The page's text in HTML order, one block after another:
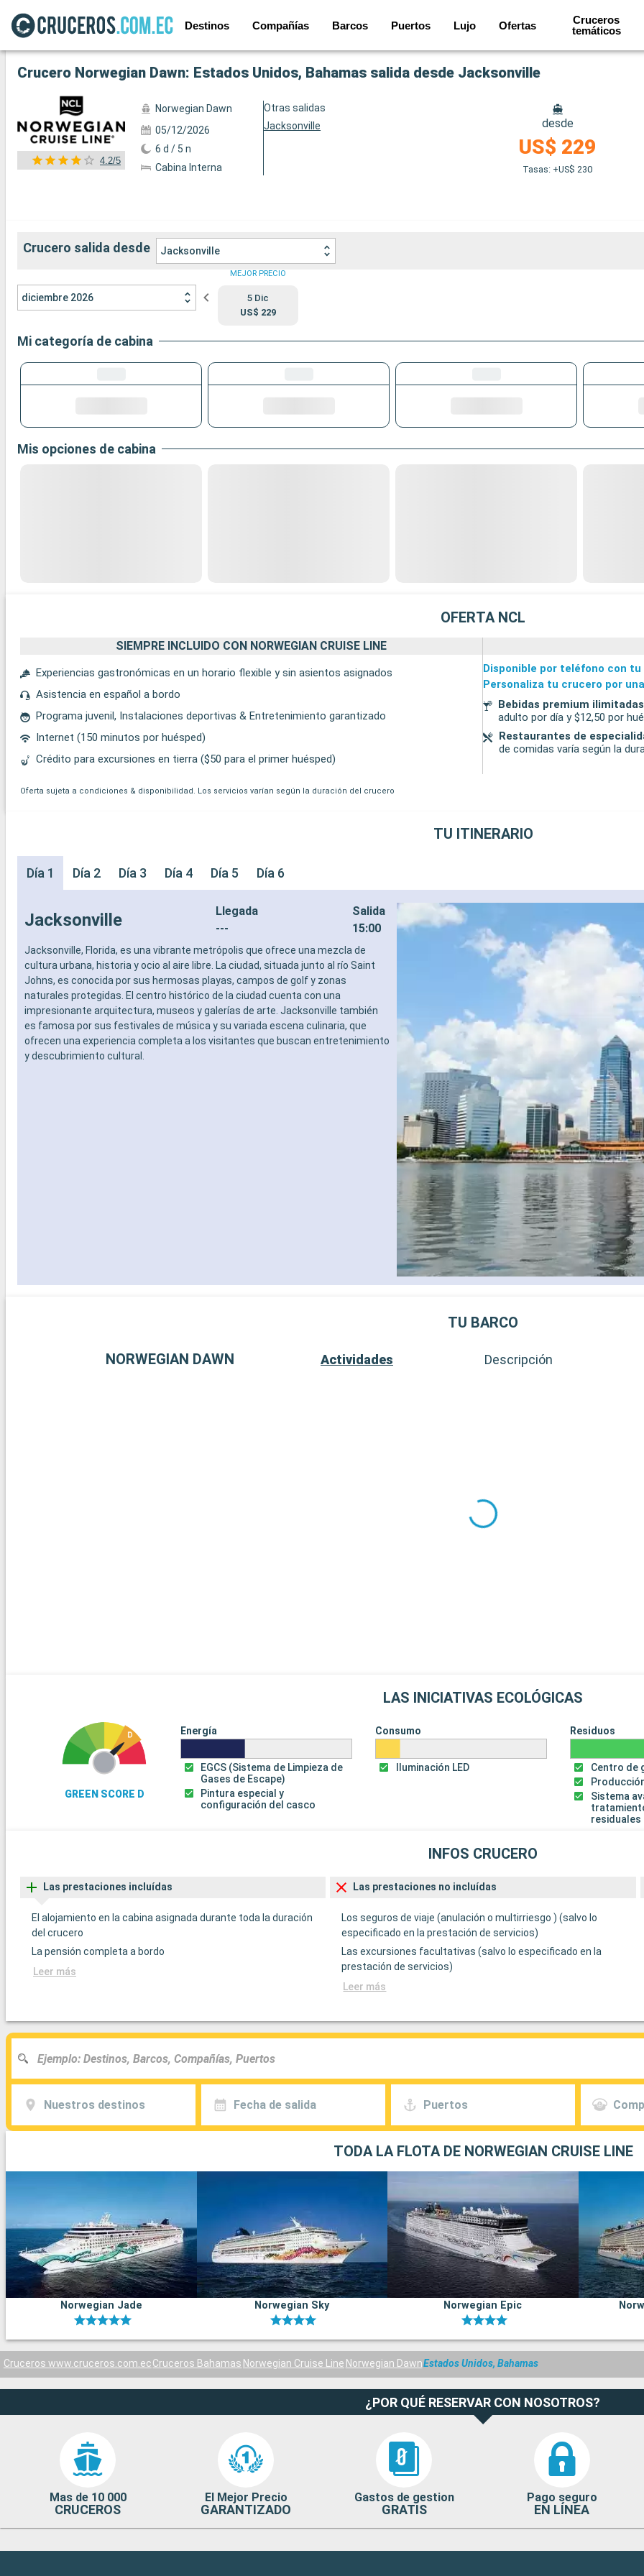
Destinos Compañías Barcos Puertos Lujo Ofertas
Cruceros
temáticos
Ver las 38 fotos siguientes
Crucero Norwegian Dawn: Estados Unidos, Bahamas salida desde Jacksonville
4.2/5
Norwegian Dawn
05/12/2026
6 d / 5 n
Cabina Interna
Otras salidas
Jacksonville
desde
US$ 229
Tasas: +US$ 230
Crucero salida desde Jacksonville
diciembre 2026
MEJOR PRECIO
5 Dic
US$ 229
Mi categoría de cabina
Mis opciones de cabina
OFERTA NCL
SIEMPRE INCLUIDO CON NORWEGIAN CRUISE LINE
Experiencias gastronómicas en un horario flexible y sin asientos asignados
Asistencia en español a bordo
Programa juvenil, Instalaciones deportivas & Entretenimiento garantizado
Internet (150 minutos por huésped)
Crédito para excursiones en tierra ($50 para el primer huésped)
Disponible por teléfono con
Personaliza tu crucero por
Bebidas premium ilimitadas
adulto por día y $12,50 por
Restaurantes de
de comidas varía según la
Oferta sujeta a condiciones & disponibilidad. Los servicios varían según la duración del crucero
TU ITINERARIO
Día 1 Día 2 Día 3 Día 4 Día 5 Día 6
Jacksonville
Llegada
---
Salida
15:00
Jacksonville, Florida, es una vibrante metrópolis que ofrece una mezcla de
cultura urbana, historia y ocio al aire libre. La ciudad, situada junto al río Saint
Johns, es conocida por sus hermosas playas, campos de golf y zonas
naturales protegidas. El centro histórico de la ciudad cuenta con una
impresionante arquitectura, museos y galerías de arte. Jacksonville también
es famosa por sus festivales de música y su variada escena culinaria, que
ofrecen una experiencia completa a los visitantes que buscan entretenimiento
y descubrimiento cultural.
TU BARCO
NORWEGIAN DAWN Actividades Descripción
LAS INICIATIVAS ECOLÓGICAS
GREEN SCORE D
Energía
EGCS (Sistema de Limpieza de
Gases de Escape)
Pintura especial y
configuración del casco
Consumo
Iluminación LED
Residuos
Centro de
Sistema
residuales
INFOS CRUCERO
Las prestaciones incluídas
El alojamiento en la cabina asignada durante toda la duración
del crucero
La pensión completa a bordo
Leer más
Las prestaciones no incluídas
Los seguros de viaje (anulación o multirriesgo ) (salvo lo
especificado en la prestación de servicios)
Las excursiones facultativas (salvo lo especificado en la
prestación de servicios)
Leer más
Nuestros destinos Fecha de salida Puertos
TODA LA FLOTA DE NORWEGIAN CRUISE LINE
Norwegian Jade Norwegian Sky Norwegian Epic
Cruceros www.cruceros.com.ecCruceros Bahamas Norwegian Cruise Line Norwegian DawnEstados Unidos, Bahamas
¿POR QUÉ RESERVAR CON NOSOTROS?
Mas de 10 000
CRUCEROS
El Mejor Precio
GARANTIZADO
Gastos de gestion
GRATIS
Pago seguro
EN LÍNEA